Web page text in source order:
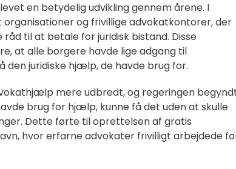
en betydelig udvikling gennem årene. I
og frivillige advokatkontorer, der
til at betale for juridisk bistand. Disse
at alle borgere havde lige adgang til
juridiske hjælp, de havde brug for.
mere udbredt, og regeringen
brug for hjælp, kunne få det uden at skulle
Dette førte til oprettelsen af gratis
hvor erfarne advokater frivilligt arbejdede